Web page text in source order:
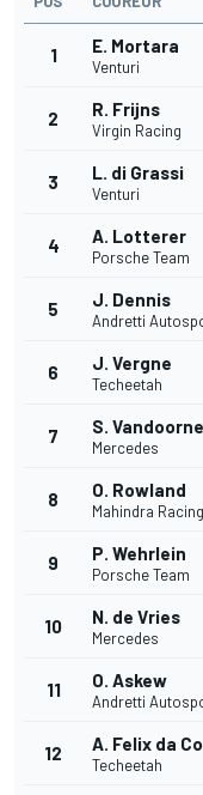
1 E. Mortara
Venturi
2 R. Frijns
Virgin Racing
3 L. di Grassi
Venturi
4 A. Lotterer
Porsche Team
5 J. Dennis
Andretti
6 J. Vergne
Techeetah
7 S. Vandoorne
Mercedes
8 O. Rowland
Mahindra Racing
9 P. Wehrlein
Porsche Team
10 N. de Vries
Mercedes
11 O. Askew
Andretti
12 A. Felix da
Techeetah